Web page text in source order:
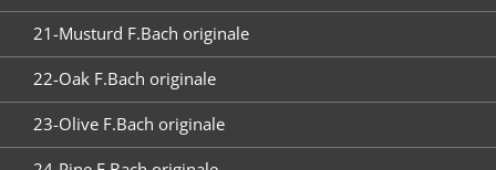
21-Musturd F.Bach originale
22-Oak F.Bach originale
23-Olive F.Bach originale